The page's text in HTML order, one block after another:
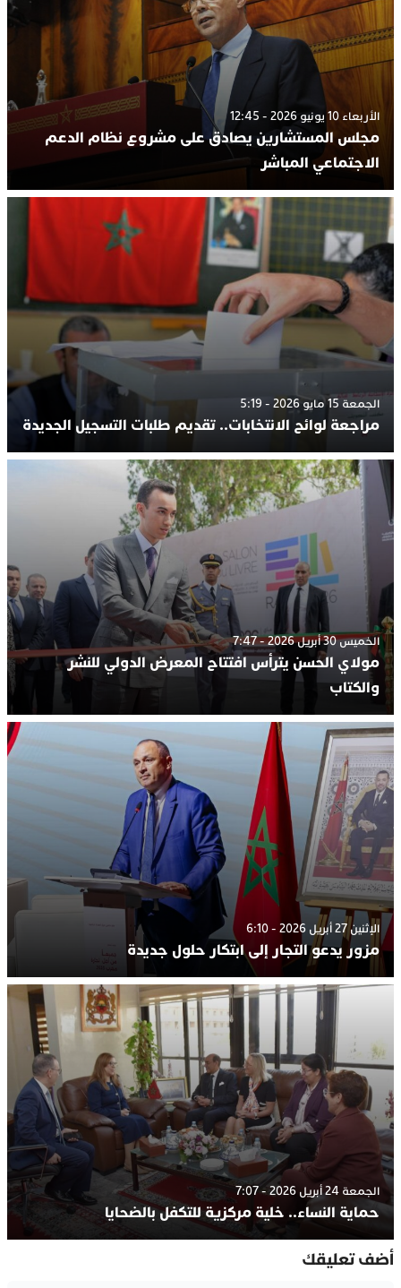
الأربعاء 10 يونيو 2026 - 12:45
مجلس المستشارين يصادق على مشروع نظام الدعم
الاجتماعي المباشر
الجمعة 15 مايو 2026 - 5:19
مراجعة لوائح الانتخابات.. تقديم طلبات التسجيل الجديدة
الخميس 30 أبريل 2026 - 7:47
مولاي الحسن يترأس افتتاح المعرض الدولي للنشر
والكتاب
الإثنين 27 أبريل 2026 - 6:10
مزور يدعو التجار إلى ابتكار حلول جديدة
الجمعة 24 أبريل 2026 - 7:07
حماية النساء.. خلية مركزية للتكفل بالضحايا
أضف تعليقك